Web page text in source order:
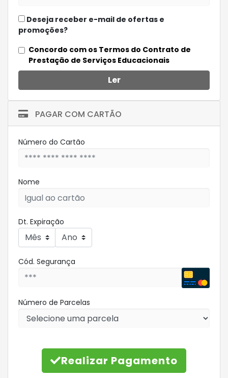
Deseja receber e-mail de ofertas e
promoções?
Concordo com os Termos do Contrato de
Prestação de Serviços Educacionais
Ler
PAGAR COM CARTÃO
Número do Cartão
Nome
Dt. Expiração
Cód. Segurança
Número de Parcelas
Realizar Pagamento